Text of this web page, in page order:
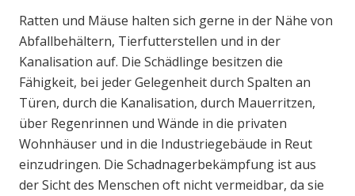
Ratten und Mäuse halten sich gerne in der Nähe von
Abfallbehältern, Tierfutterstellen und in der
Kanalisation auf. Die Schädlinge besitzen die
Fähigkeit, bei jeder Gelegenheit durch Spalten an
Türen, durch die Kanalisation, durch Mauerritzen,
über Regenrinnen und Wände in die privaten
Wohnhäuser und in die Industriegebäude in Reut
einzudringen. Die Schadnagerbekämpfung ist aus
der Sicht des Menschen oft nicht vermeidbar, da sie